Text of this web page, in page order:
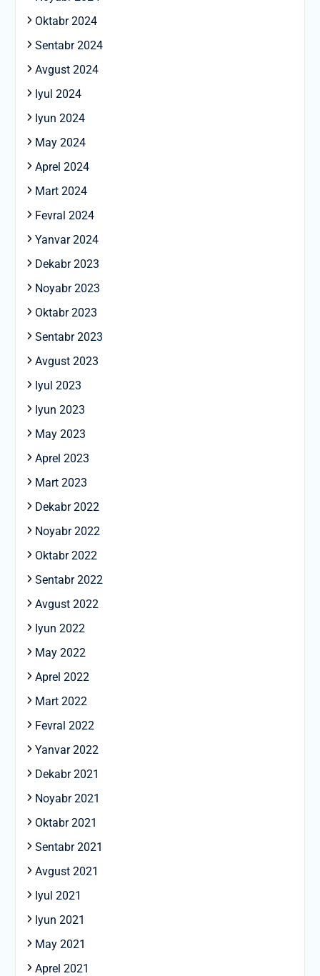
Oktabr 2024
Sentabr 2024
Avgust 2024
Iyul 2024
Iyun 2024
May 2024
Aprel 2024
Mart 2024
Fevral 2024
Yanvar 2024
Dekabr 2023
Noyabr 2023
Oktabr 2023
Sentabr 2023
Avgust 2023
Iyul 2023
Iyun 2023
May 2023
Aprel 2023
Mart 2023
Dekabr 2022
Noyabr 2022
Oktabr 2022
Sentabr 2022
Avgust 2022
Iyun 2022
May 2022
Aprel 2022
Mart 2022
Fevral 2022
Yanvar 2022
Dekabr 2021
Noyabr 2021
Oktabr 2021
Sentabr 2021
Avgust 2021
Iyul 2021
Iyun 2021
May 2021
Aprel 2021